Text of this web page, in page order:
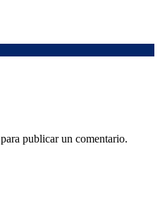
para publicar un comentario.